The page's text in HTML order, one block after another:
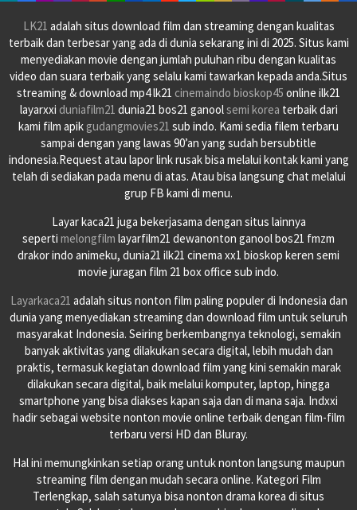
LK21 adalah situs download film dan streaming dengan kualitas
terbaik dan terbesar yang ada di dunia sekarang ini di 2025. Situs kami
menyediakan movie dengan jumlah puluhan ribu dengan kualitas
video dan suara terbaik yang selalu kami tawarkan kepada anda.Situs
streaming & download mp4 lk21 cinemaindo bioskop45 online ilk21
layarxxi duniafilm21 dunia21 bos21 ganoolsemi korea terbaik dari
kami film apik gudangmovies21 sub indo. Kami sedia filem terbaru
sampai dengan yang lawas 90’an yang sudah bersubtitle
indonesia.Request atau lapor link rusak bisa melalui kontak kami yang
telah di sediakan pada menu di atas. Atau bisa langsung chat melalui
grup FB kami di menu.
Layar kaca21 juga bekerjasama dengan situs lainnya
seperti melongfilm layarfilm21 dewanonton ganool bos21 fmzm
drakor indo animeku, dunia21 ilk21 cinema xx1 bioskop keren semi
movie juragan film 21 box office sub indo.
Layarkaca21 adalah situs nonton film paling populer di Indonesia dan
dunia yang menyediakan streaming dan download film untuk seluruh
masyarakat Indonesia. Seiring berkembangnya teknologi, semakin
banyak aktivitas yang dilakukan secara digital, lebih mudah dan
praktis, termasuk kegiatan download film yang kini semakin marak
dilakukan secara digital, baik melalui komputer, laptop, hingga
smartphone yang bisa diakses kapan saja dan di mana saja. Indxxi
hadir sebagai website nonton movie online terbaik dengan film-film
terbaru versi HD dan Bluray.
Hal ini memungkinkan setiap orang untuk nonton langsung maupun
streaming film dengan mudah secara online. Kategori Film
Terlengkap, salah satunya bisa nonton drama korea di situs